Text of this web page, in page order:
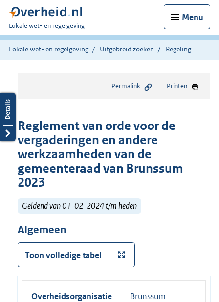
Menu
U
bent
hier:
Lokale wet- en regelgeving
Lokale wet- en regelgeving Uitgebreid zoeken Regeling
Permalink Printen
Reglement van orde voor de
vergaderingen en andere
werkzaamheden van de
gemeenteraad van Brunssum
2023
Geldend van 01-02-2024 t/m heden
Algemeen
Toon volledige tabel
Overheidsorganisatie Brunssum